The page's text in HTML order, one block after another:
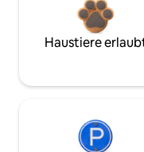
Haustiere